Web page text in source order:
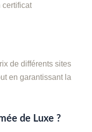
certificat
de différents sites
en garantissant la
de Luxe ?